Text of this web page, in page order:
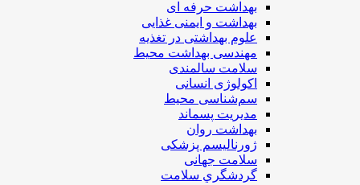
بهداشت حرفه ای
بهداشت و ایمنی غذایی
علوم بهداشتی در تغذیه
مهندسی بهداشت محيط
سلامت سالمندی
اکولوژی انسانی
سم‌شناسی محیط
مدیریت پسماند
بهداشت روان
ژورنالیسم پزشکی
سلامت جهانی
گردشگري سلامت